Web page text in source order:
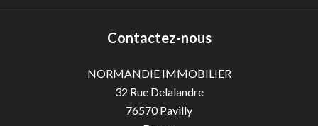
Contactez-nous
NORMANDIE IMMOBILIER
32 Rue Delalandre
76570Pavilly